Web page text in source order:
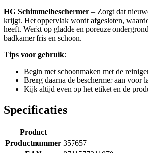
HG Schimmelbeschermer – Zorgt dat
krijgt. Het oppervlak wordt afgesloten,
heeft. Werkt op gladde en poreuze
badkamer fris en schoon.
Tips voor gebruik:
Begin met schoonmaken met de
Breng daarna de beschermer aan voor
Kijk altijd even op het etiket en de
Specificaties
Product
Productnummer 357657